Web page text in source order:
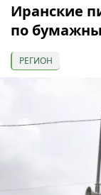
Иранские
по
РЕГИОН